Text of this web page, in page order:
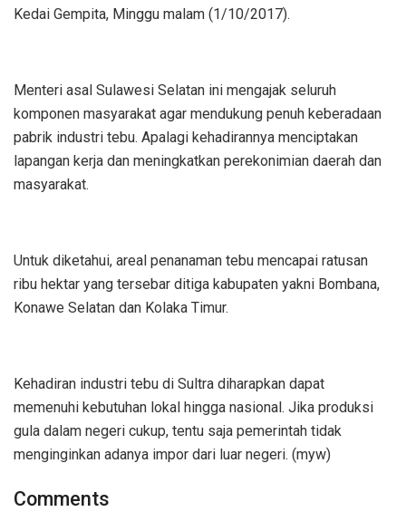
Kedai Gempita, Minggu malam (1/10/2017).
Menteri asal Sulawesi Selatan ini mengajak seluruh
komponen masyarakat agar mendukung penuh keberadaan
pabrik industri tebu. Apalagi kehadirannya menciptakan
lapangan kerja dan meningkatkan perekonimian daerah dan
masyarakat.
Untuk diketahui, areal penanaman tebu mencapai ratusan
ribu hektar yang tersebar ditiga kabupaten yakni Bombana,
Konawe Selatan dan Kolaka Timur.
Kehadiran industri tebu di Sultra diharapkan dapat
memenuhi kebutuhan lokal hingga nasional. Jika produksi
gula dalam negeri cukup, tentu saja pemerintah tidak
menginginkan adanya impor dari luar negeri. (myw)
Comments